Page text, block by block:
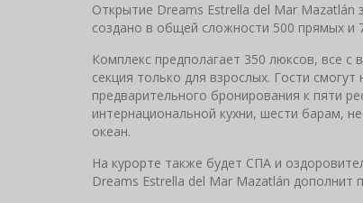
Открытие Dreams Estrella del Mar Mazatlán
создано в общей сложности 500 прямых и
Комплекс предполагает 350 люксов, все
секция только для взрослых. Гости
предварительного бронирования к пяти
интернациональной кухни, шести барам,
океан.
На курорте также будет СПА и
Dreams Estrella del Mar Mazatlán